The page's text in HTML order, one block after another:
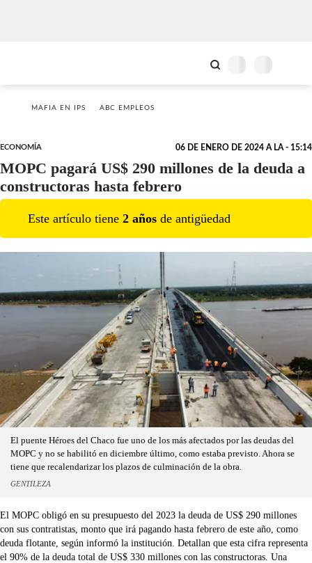
MAFIA EN IPS ABC EMPLEOS
ECONOMÍA 06 DE ENERO DE 2024 A LA - 15:14
MOPC pagará US$ 290 millones de la deuda a
constructoras hasta febrero
Este artículo tiene 2 años de antigüedad
El puente Héroes del Chaco fue uno de los más afectados por las deudas del
MOPC y no se habilitó en diciembre último, como estaba previsto. Ahora se
tiene que recalendarizar los plazos de culminación de la obra.
GENTILEZA
El MOPC obligó en su presupuesto del 2023 la deuda de US$ 290 millones
con sus contratistas, monto que irá pagando hasta febrero de este año, como
deuda flotante, según informó la institución. Detallan que esta cifra representa
el 90% de la deuda total de US$ 330 millones con las constructoras. Una